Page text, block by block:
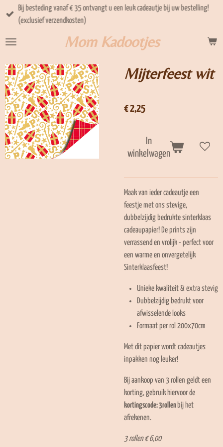
Ga
direct
de
Mom Kadootjes
Bij besteding vanaf € 35 ontvangt u een leuk cadeautje bij uw bestelling!
(exclusief verzendkosten)
Mijterfeest wit
€ 2,25
In
winkelwagen
Maak van ieder cadeautje een
feestje met ons stevige,
dubbelzijdig bedrukte sinterklaas
cadeaupapier! De prints zijn
verrassend en vrolijk - perfect voor
een warme en onvergetelijk
Sinterklaasfeest!
Unieke kwaliteit & extra stevig
Dubbelzijdig bedrukt voor
afwisselende looks
Formaat per rol 200x70cm
Met dit papier wordt cadeautjes
inpakken nog leuker!
Bij aankoop van 3 rollen geldt een
korting, gebruik hiervoor de
kortingscode: 3rollen bij het
afrekenen.
3 rollen € 6,00